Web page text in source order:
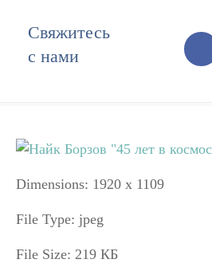
Свяжитесь
с нами
Dimensions: 1920 x 1109
File Type: jpeg
File Size: 219 КБ